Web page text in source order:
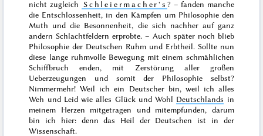
nicht zugleich
Schleiermacher's ? – fanden manche
die Entschlossenheit, in den Kämpfen um Philosophie den
Muth unddie Besonnenheit, die sich nachher auf ganz
andern Schlachtfeldern erprobte. – Auch später noch blieb
Philosophie der Deutschen Ruhm und Erbtheil. Sollte nun
diese lange ruhmvolle Bewegung mit einem schmählichen
Schiffbruch enden, mit Zerstörung aller großen
Ueberzeugungen und somit der Philosophie selbst?
Nimmermehr! Weil ich ein Deutscher bin, weil ich alles
Weh und Leid wie alles Glück und Wohl Deutschlands in
meinem Herzen mitgetragen und mitempfunden, darum
bin ich hier: denn das Heil der Deutschen ist in der
Wissenschaft.